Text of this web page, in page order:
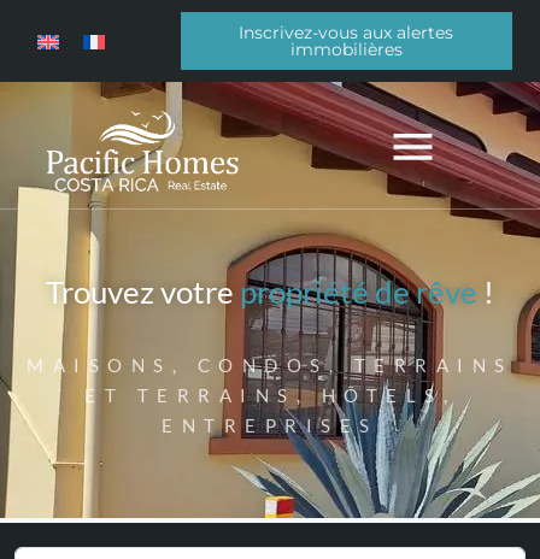
Inscrivez-vous aux alertes
immobilières
Trouvez votre propriété de rêve !
MAISONS, CONDOS, TERRAINS
ET TERRAINS, HÔTELS,
ENTREPRISES